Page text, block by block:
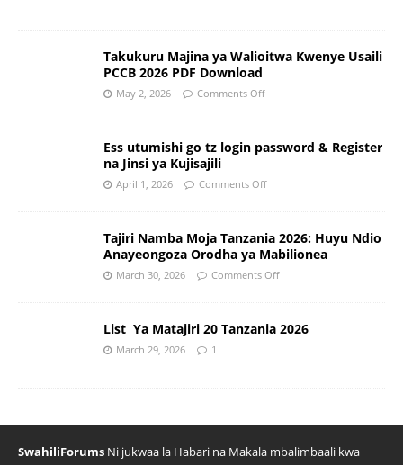
Takukuru Majina ya Walioitwa Kwenye Usaili
PCCB 2026 PDF Download
May 2, 2026 Comments Off
Ess utumishi go tz login password & Register
na Jinsi ya Kujisajili
April 1, 2026 Comments Off
Tajiri Namba Moja Tanzania 2026: Huyu Ndio
Anayeongoza Orodha ya Mabilionea
March 30, 2026 Comments Off
List Ya Matajiri 20 Tanzania 2026
March 29, 2026 1
SwahiliForums Ni jukwaa la Habari na Makala mbalimbaali kwa